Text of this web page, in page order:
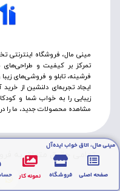
مینی مال، فروشگاه اینترنتی
تمرکز بر کیفیت و طراحی‌های
فرشینه، تابلو و فروشی‌های
ایجاد تجربه‌ای دلنشین از
زیبایی را به خواب شما و
مشاهده محصولات جدید، ما را
تمامی حقوق متعلق به
مینی مال، اتاق خواب ایده‌آل
صفحه اصلی فروشگاه نمونه کار